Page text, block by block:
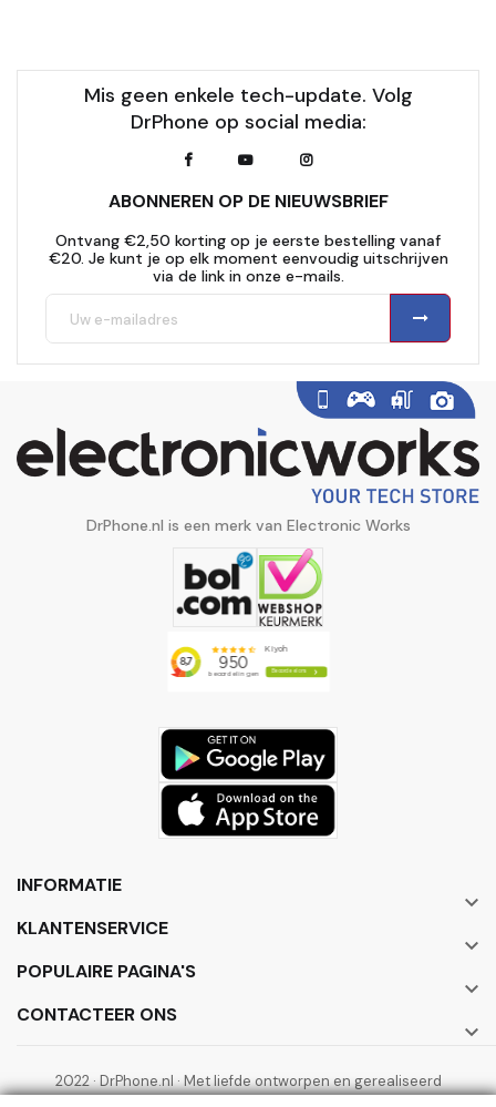
Mis geen enkele tech-update. Volg
DrPhone op social media:
ABONNEREN OP DE NIEUWSBRIEF
Ontvang €2,50 korting op je eerste bestelling vanaf
€20. Je kunt je op elk moment eenvoudig uitschrijven
via de link in onze e-mails.
DrPhone.nl is een merk van Electronic Works
INFORMATIE

KLANTENSERVICE

POPULAIRE PAGINA'S

CONTACTEER ONS

2022 · DrPhone.nl · Met liefde ontworpen en gerealiseerd